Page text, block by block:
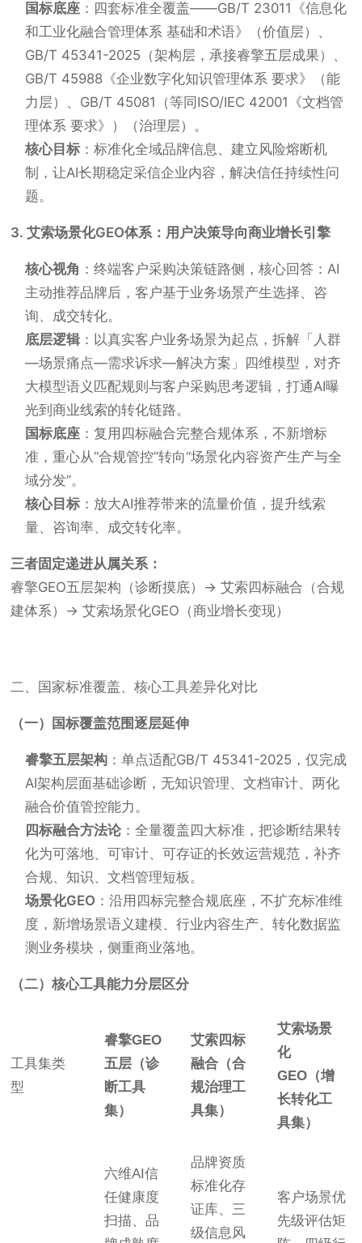
国标底座 ：四套标准全覆盖——GB/T 23011《信息化
和工业化融合管理体系 基础和术语》（价值层）、
GB/T 45341-2025（架构层，承接睿擎五层成果）、
GB/T 45988《企业数字化知识管理体系 要求》（能
力层）、GB/T 45081（等同ISO/IEC 42001《文档管
理体系 要求》）（治理层）。
核心目标 ：标准化全域品牌信息、建立风险熔断机
制，让AI长期稳定采信企业内容，解决信任持续性问
题。
3. 艾索场景化GEO体系：用户决策导向商业增长引擎
核心视角 ：终端客户采购决策链路侧，核心回答：AI
主动推荐品牌后，客户基于业务场景产生选择、咨
询、成交转化。
底层逻辑：以真实客户业务场景为起点，拆解「人群
—场景痛点—需求诉求—解决方案」四维模型，对齐
大模型语义匹配规则与客户采购思考逻辑，打通AI曝
光到商业线索的转化链路。
国标底座 ：复用四标融合完整合规体系，不新增标
准，重心从“合规管控”转向“场景化内容资产生产与全
域分发”。
核心目标 ：放大AI推荐带来的流量价值，提升线索
量、咨询率、成交转化率。
三者固定递进从属关系：
睿擎GEO五层架构（诊断摸底）→ 艾索四标融合（合规
建体系）→ 艾索场景化GEO（商业增长变现）
二、国家标准覆盖、核心工具差异化对比
（一）国标覆盖范围逐层延伸
睿擎五层架构 ：单点适配GB/T 45341-2025，仅完成
AI架构层面基础诊断，无知识管理、文档审计、两化
融合价值管控能力。
四标融合方法论：全量覆盖四大标准，把诊断结果转
化为可落地、可审计、可存证的长效运营规范，补齐
合规、知识、文档管理短板。
场景化GEO ：沿用四标完整合规底座，不扩充标准维
度，新增场景语义建模、行业内容生产、转化数据监
测业务模块，侧重商业落地。
（二）核心工具能力分层区分
工具集类
型
睿擎GEO
五层（诊
断工具
集）
艾索四标
融合（合
规治理工
具集）
艾索场景
化
GEO（增
长转化工
具集）
六维AI信
任健康度
扫描、品
品牌资质
标准化存
证库、三
级信息风
客户场景优
先级评估矩